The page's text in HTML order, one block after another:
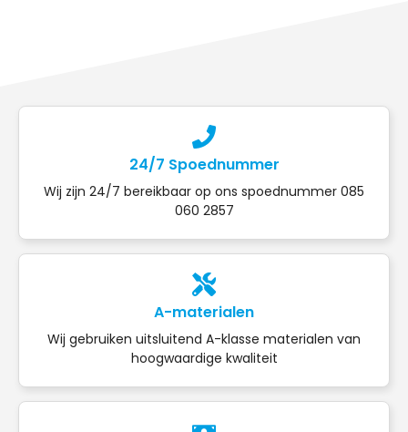
24/7 Spoednummer
Wij zijn 24/7 bereikbaar op ons spoednummer 085
060 2857
A-materialen
Wij gebruiken uitsluitend A-klasse materialen van
hoogwaardige kwaliteit